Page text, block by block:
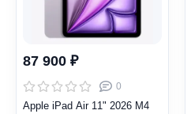
87 900 ₽
0
Apple iPad Air 11" 2026 M4